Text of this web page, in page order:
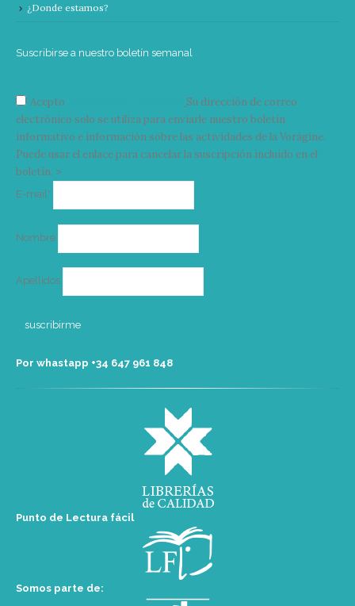
¿Donde estamos?
Suscribirse a nuestro boletín semanal
Acepto
Su dirección de correo
electrónico solo se utiliza para enviarle nuestro boletín
informativo e información sobre las actividades de la Vorágine.
Puede usar el enlace para cancelar la suscripción incluido en el
boletín. >
E-mail*
Nombre
Apellidos
Por whastapp +34 ‭647 961 848‬
Punto de Lectura fácil
Somos parte de: